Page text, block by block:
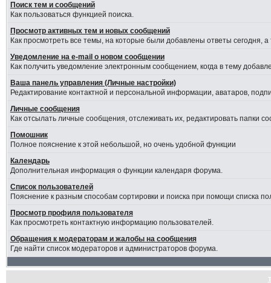
Поиск тем и сообщений
Как пользоваться функцией поиска.
Просмотр активных тем и новых сообщений
Как просмотреть все темы, на которые были добавлены ответы сегодня,
Уведомление на е-mail о новом сообщении
Как получить уведомление электронным сообщением, когда в тему
Ваша панель управления (Личные настройки)
Редактирование контактной и персональной информации, аватаров,
Личные сообщения
Как отсылать личные сообщения, отслеживать их, редактировать папки
Помошник
Полное пояснение к этой небольшой, но очень удобной функции
Календарь
Дополнительная информация о функции календаря форума.
Список пользователей
Пояснение к разным способам сортировки и поиска при помощи списка
Просмотр профиля пользователя
Как просмотреть контактную информацию пользователей.
Обращения к модераторам и жалобы на сообщения
Где найти список модераторов и администраторов форума.